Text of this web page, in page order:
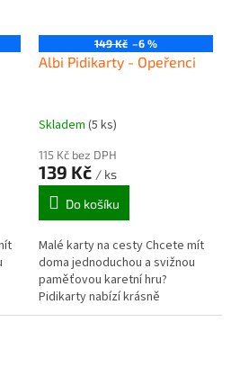
se
149 Kč –6 %
Albi Pidikarty - Opeřenci
Skladem (5 ks)
115 Kč bez DPH
139 Kč / ks
Do košíku
Malé karty na cesty Chcete mít
doma jednoduchou a svižnou
paměťovou karetní hru?
Pidikarty nabízí krásně
ilustrované karty, na kterých se